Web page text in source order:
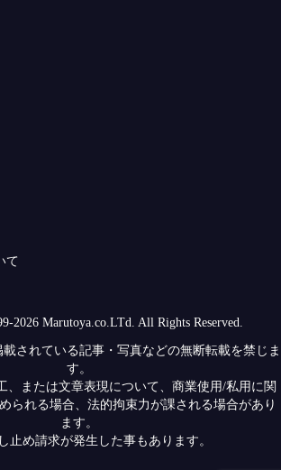
て
2026 Marutoya.co.LTd. All Rights Reserved.
されている記事・写真などの無断転載を禁じま
す。
、または文章表現について、商業使用/私用に関
られる場合、法的拘束力が課される場合があり
ます。
止め請求が発生した事もあります。